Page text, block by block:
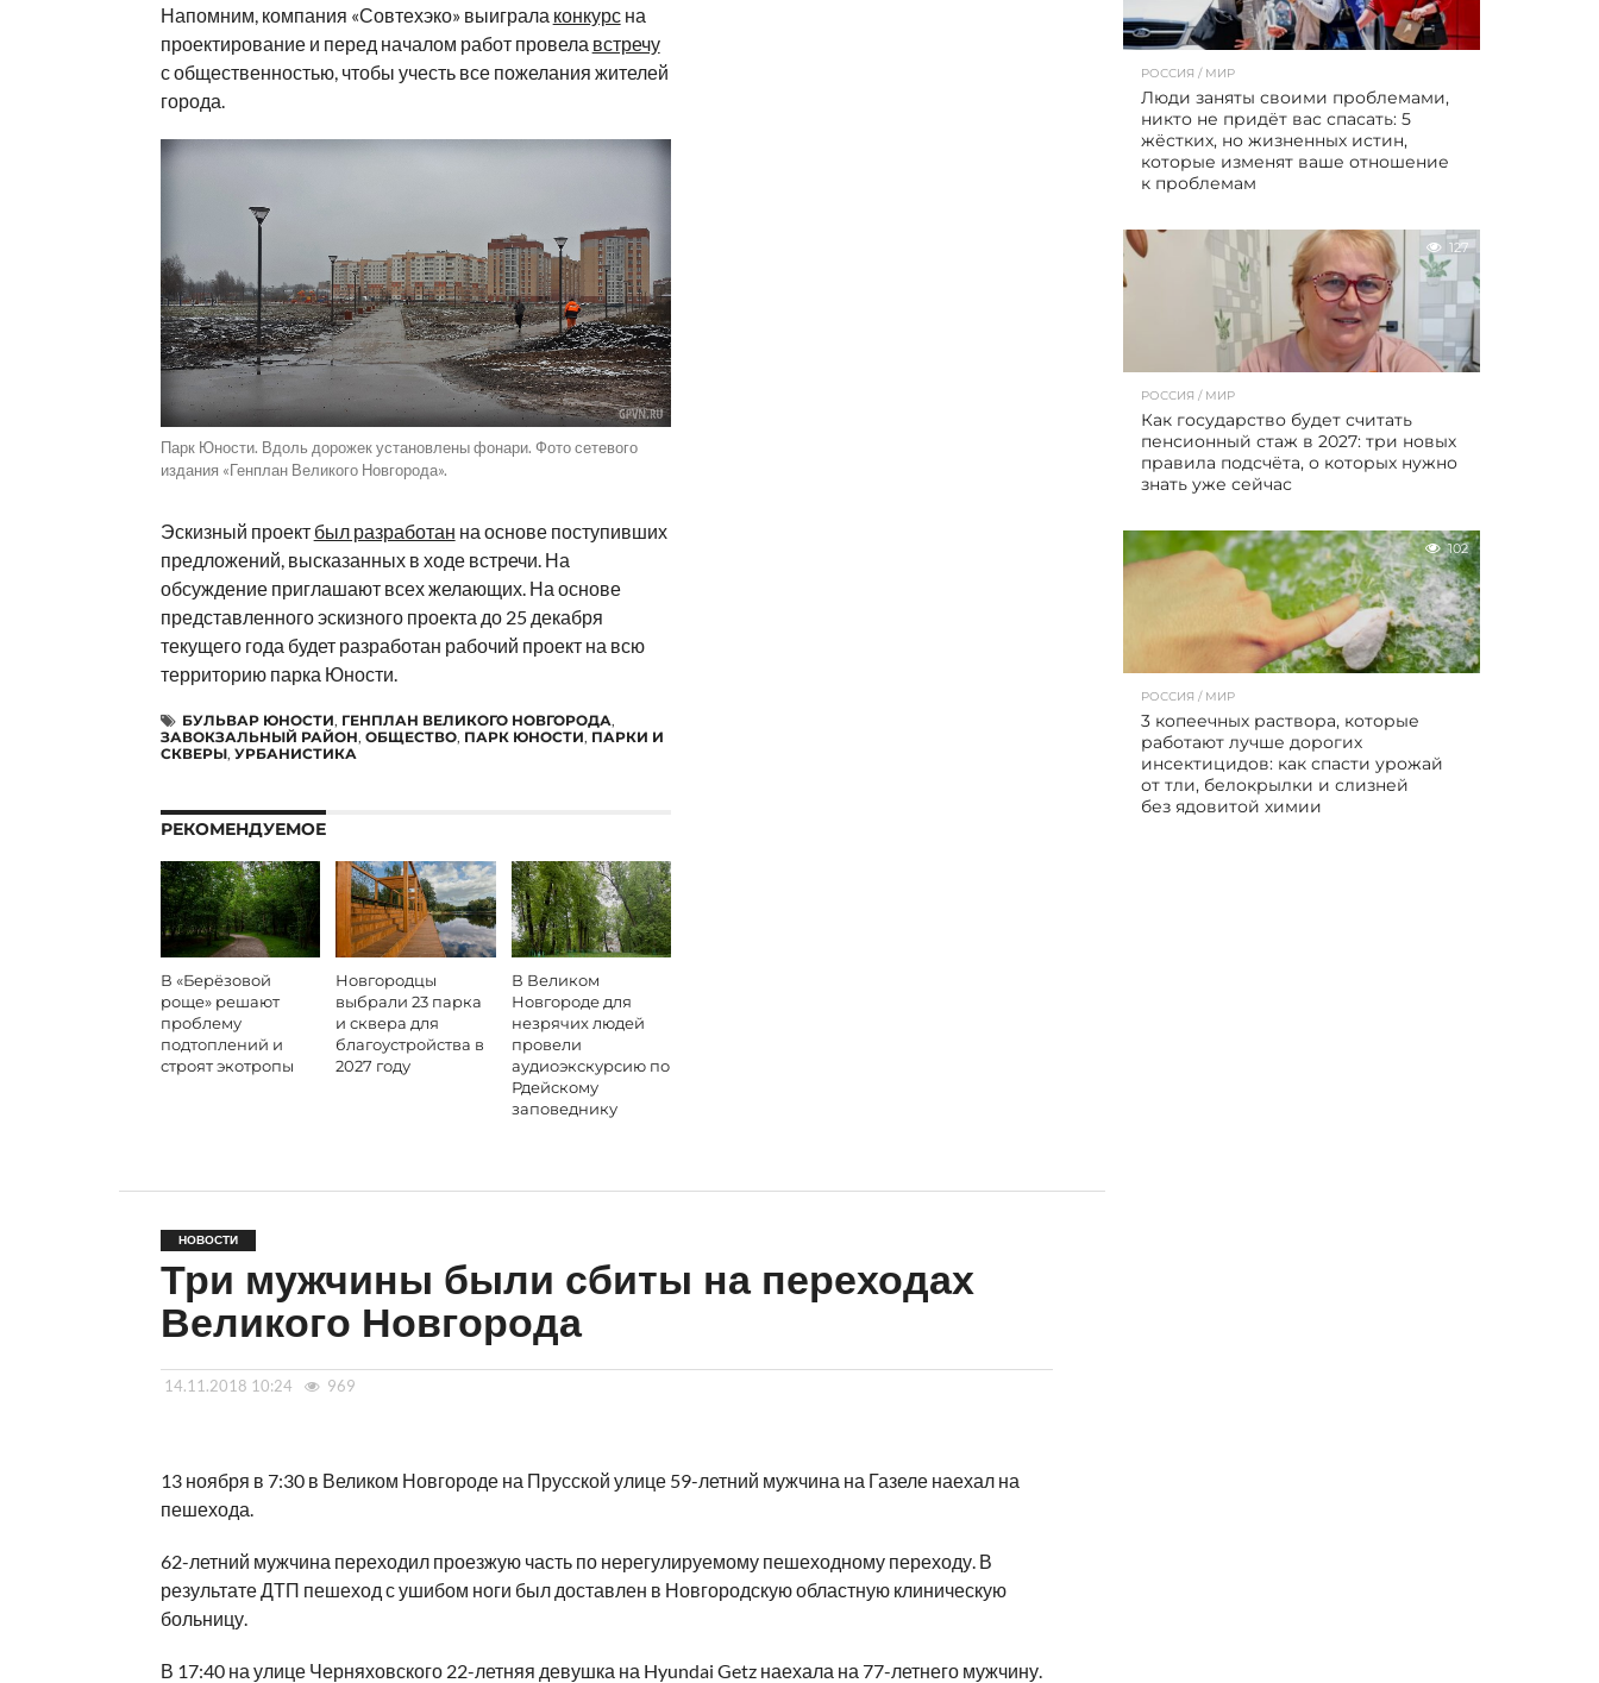
Напомним, компания «Совтехэко» выиграла конкурсна
проектирование и перед началом работ провела встречу
с общественностью, чтобы учесть все пожелания жителей
города.
Парк Юности. Вдоль дорожек установлены фонари. Фото сетевого
издания «Генплан Великого Новгорода».
Эскизный проект был разработан на основе поступивших
предложений, высказанных в ходе встречи. На
обсуждение приглашают всех желающих. На основе
представленного эскизного проекта до 25 декабря
текущего года будет разработан рабочий проект на всю
территорию парка Юности.
БУЛЬВАР ЮНОСТИ, ГЕНПЛАН ВЕЛИКОГО НОВГОРОДА,
ЗАВОКЗАЛЬНЫЙ РАЙОН, ОБЩЕСТВО, ПАРК ЮНОСТИ, ПАРКИ И
СКВЕРЫ, УРБАНИСТИКА
РЕКОМЕНДУЕМОЕ
В «Берёзовой
роще» решают
проблему
подтоплений и
строят экотропы
Новгородцы
выбрали 23 парка
и сквера для
благоустройства в
2027 году
В Великом
Новгороде для
незрячих людей
провели
аудиоэкскурсию по
Рдейскому
заповеднику
НОВОСТИ
Три мужчины были сбиты на переходах
Великого Новгорода
14.11.2018 10:24 969
13 ноября в 7:30 в Великом Новгороде на Прусской улице 59-летний мужчина на Газеле наехал на
пешехода.
62-летний мужчина переходил проезжую часть по нерегулируемому пешеходному переходу. В
результате ДТП пешеход с ушибом ноги был доставлен в Новгородскую областную клиническую
больницу.
В 17:40 на улице Черняховского 22-летняя девушка на Hyundai Getz наехала на 77-летнего мужчину.
РОССИЯ / МИР
Люди заняты своими проблемами,
никто не придёт вас спасать: 5
жёстких, но жизненных истин,
которые изменят ваше отношение
к проблемам
127
РОССИЯ / МИР
Как государство будет считать
пенсионный стаж в 2027: три новых
правила подсчёта, о которых нужно
знать уже сейчас
102
РОССИЯ / МИР
3 копеечных раствора, которые
работают лучше дорогих
инсектицидов: как спасти урожай
от тли, белокрылки и слизней
без ядовитой химии